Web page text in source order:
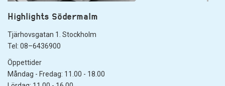
Highlights Södermalm
Tjärhovsgatan 1. Stockholm
Tel: 08–6436900
Öppettider
Måndag - Fredag: 11.00 - 18.00